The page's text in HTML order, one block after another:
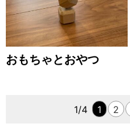
おもちゃとおやつ
1/4 1 2